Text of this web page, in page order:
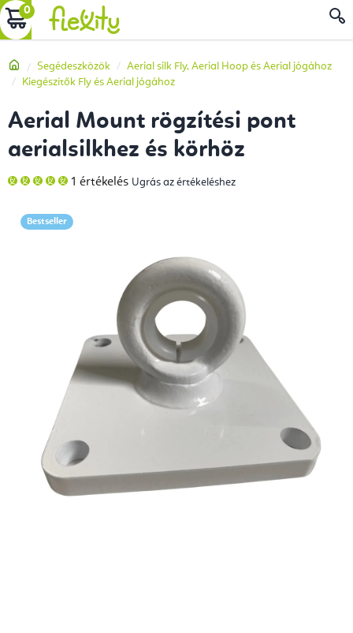
Ugrás
a
tartalomhoz
KOSÁR
Kezdőlap
Segédeszközök
Aerial silk Fly, Aerial Hoop és Aerial jógához
Kiegészítők Fly és Aerial jógához
Aerial Mount rögzítési pont
aerialsilkhez és körhöz
A
termék
5-
ből
1 értékelés Ugrás az értékeléshez
Bestseller